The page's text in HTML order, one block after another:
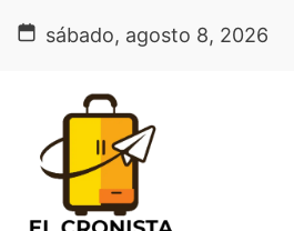
sábado, agosto 8, 2026